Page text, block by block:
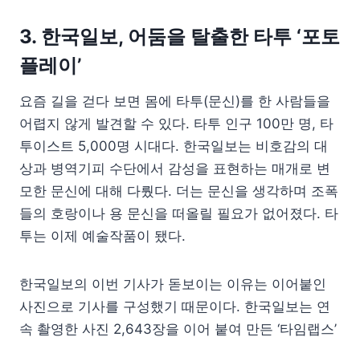
3. 한국일보, 어둠을 탈출한 타투 ‘포토
플레이’
요즘 길을 걷다 보면 몸에 타투(문신)를 한 사람들을
어렵지 않게 발견할 수 있다. 타투 인구 100만 명, 타
투이스트 5,000명 시대다. 한국일보는 비호감의 대
상과 병역기피 수단에서 감성을 표현하는 매개로 변
모한 문신에 대해 다뤘다. 더는 문신을 생각하며 조폭
들의 호랑이나 용 문신을 떠올릴 필요가 없어졌다. 타
투는 이제 예술작품이 됐다.
한국일보의 이번 기사가 돋보이는 이유는 이어붙인
사진으로 기사를 구성했기 때문이다. 한국일보는 연
속 촬영한 사진 2,643장을 이어 붙여 만든 ‘타임랩스’